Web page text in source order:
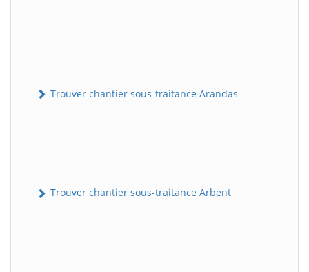
Trouver chantier sous-traitance Arandas
Trouver chantier sous-traitance Arbent